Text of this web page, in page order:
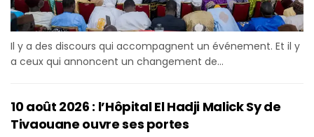
Il y a des discours qui accompagnent un événement. Et il y
a ceux qui annoncent un changement de...
10 août 2026 : l’Hôpital El Hadji Malick Sy de
Tivaouane ouvre ses portes